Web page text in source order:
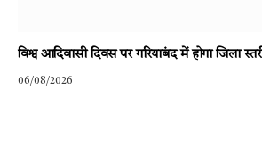
विश्व आदिवासी दिवस पर गरियाबंद में होगा जिला
06/08/2026